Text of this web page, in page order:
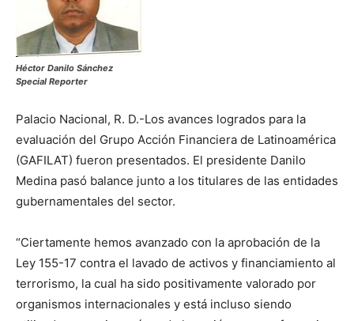
Héctor Danilo Sánchez
Special Reporter
Palacio Nacional, R. D.-Los avances logrados para la
evaluación del Grupo Acción Financiera de Latinoamérica
(GAFILAT) fueron presentados. El presidente Danilo
Medina pasó balance junto a los titulares de las entidades
gubernamentales del sector.
“Ciertamente hemos avanzado con la aprobación de la
Ley 155-17 contra el lavado de activos y financiamiento al
terrorismo, la cual ha sido positivamente valorado por
organismos internacionales y está incluso siendo